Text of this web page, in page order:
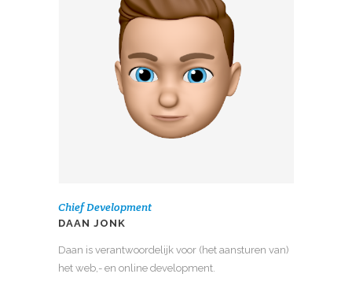
Chief Development
KNOJ NAAD
Daan is verantwoordelijk voor (het aansturen van)
het web,- en online development.